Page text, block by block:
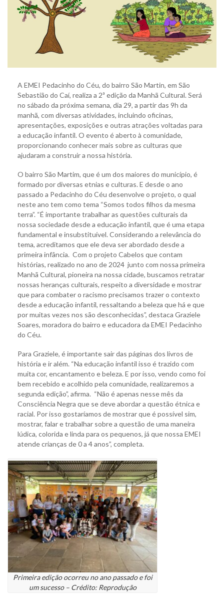
A EMEI Pedacinho do Céu, do bairro São Martin, em São
Sebastião do Caí, realiza a 2ª edição da Manhã Cultural. Será
no sábado da próxima semana, dia 29, a partir das 9h da
manhã, com diversas atividades, incluindo oficinas,
apresentações, exposições e outras atrações voltadas para
a educação infantil. O evento é aberto à comunidade,
proporcionando conhecer mais sobre as culturas que
ajudaram a construir a nossa história.
O bairro São Martim, que é um dos maiores do município, é
formado por diversas etnias e culturas. E desde o ano
passado a Pedacinho do Céu desenvolve o projeto, o qual
neste ano tem como tema “Somos todos filhos da mesma
terra”. “É importante trabalhar as questões culturais da
nossa sociedade desde a educação infantil, que é uma etapa
fundamental e insubstituível. Considerando a relevância do
tema, acreditamos que ele deva ser abordado desde a
primeira infância. Com o projeto Cabelos que contam
histórias, realizado no ano de 2024 junto com nossa primeira
Manhã Cultural, pioneira na nossa cidade, buscamos retratar
nossas heranças culturais, respeito a diversidade e mostrar
que para combater o racismo precisamos trazer o contexto
desde a educação infantil, ressaltando a beleza que há e que
por muitas vezes nos são desconhecidas”, destaca Graziele
Soares, moradora do bairro e educadora da EMEI Pedacinho
do Céu.
Para Graziele, é importante sair das páginas dos livros de
história e ir além. “Na educação infantil isso é trazido com
muita cor, encantamento e beleza. E por isso, vendo como foi
bem recebido e acolhido pela comunidade, realizaremos a
segunda edição”, afirma. “Não é apenas nesse mês da
Consciência Negra que se deve abordar a questão étnica e
racial. Por isso gostaríamos de mostrar que é possível sim,
mostrar, falar e trabalhar sobre a questão de uma maneira
lúdica, colorida e linda para os pequenos, já que nossa EMEI
atende crianças de 0 a 4 anos”, completa.
Primeira edição ocorreu no ano passado e foi
um sucesso – Crédito: Reprodução